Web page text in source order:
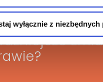
wyłącznie z
się,
Cię